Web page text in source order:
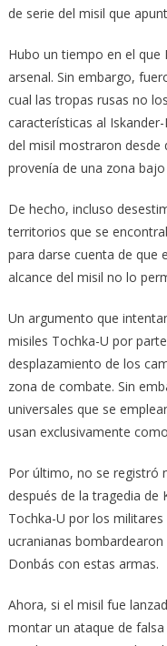
de serie del misil que
Hubo un tiempo en el que
arsenal. Sin embargo,
cual las tropas rusas no
características al
del misil mostraron desde
provenía de una zona
De hecho, incluso
territorios que se
para darse cuenta de que
alcance del misil no lo
Un argumento que
misiles Tochka-U por
desplazamiento de los
zona de combate. Sin
universales que se
usan exclusivamente
Por último, no se registró
después de la tragedia de
Tochka-U por los
ucranianas
Donbás con estas armas.
Ahora, si el misil fue
montar un ataque de